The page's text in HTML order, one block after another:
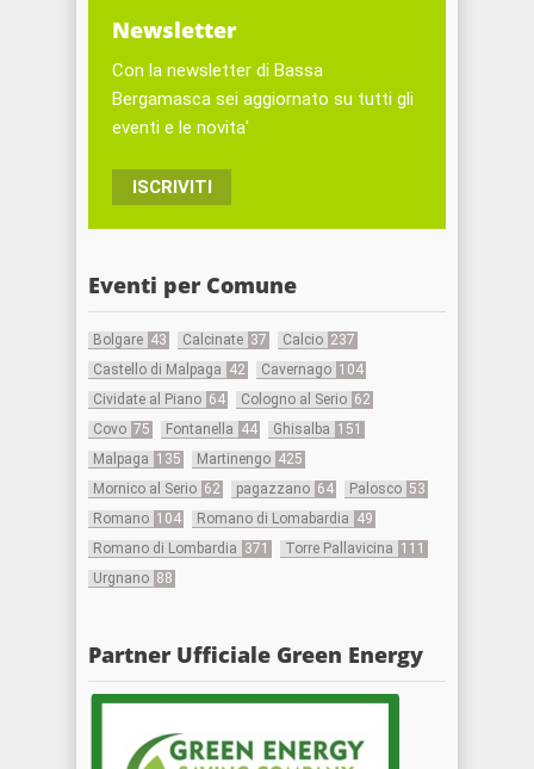
Newsletter
Con la newsletter di Bassa
Bergamasca sei aggiornato su tutti gli
eventi e le novita'
ISCRIVITI
Eventi per Comune
Bolgare 43 Calcinate 37 Calcio 237
Castello di Malpaga 42 Cavernago 104
Cividate al Piano 64 Cologno al Serio 62
Covo 75 Fontanella 44 Ghisalba 151
Malpaga 135 Martinengo 425
Mornico al Serio 62 pagazzano 64 Palosco 53
Romano 104 Romano di Lomabardia 49
Romano di Lombardia 371 Torre Pallavicina 111
Urgnano 88
Partner Ufficiale Green Energy